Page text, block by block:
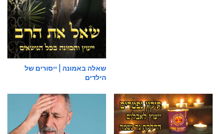
שאלה באמונה | ייסורים של
הילדים